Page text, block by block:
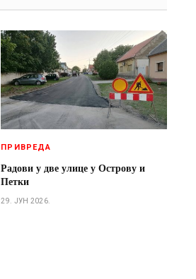
ПРИВРЕДА
Радови у две улице у Острову и
Петки
29. ЈУН 2026.